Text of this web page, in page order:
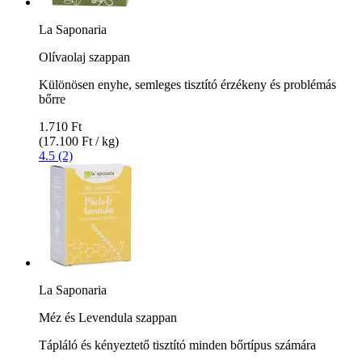
La Saponaria
Olívaolaj szappan
Különösen enyhe, semleges tisztító érzékeny és problémás
bőrre
1.710 Ft
(17.100 Ft / kg)
4.5 (2)
La Saponaria
Méz és Levendula szappan
Tápláló és kényeztető tisztító minden bőrtípus számára